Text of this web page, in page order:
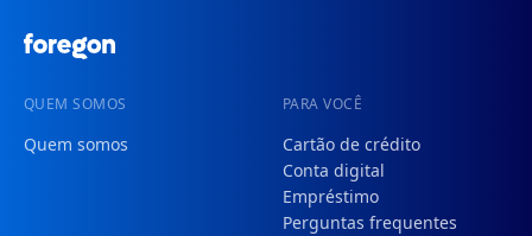
QUEM SOMOS
Quem somos
PARA VOCÊ
Cartão de crédito
Conta digital
Empréstimo
Perguntas frequentes